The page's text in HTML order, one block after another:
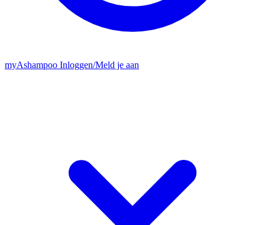
myAshampoo Inloggen/Meld je aan